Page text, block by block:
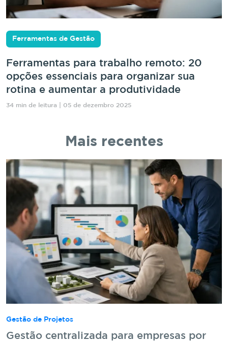
Ferramentas de Gestão
Ferramentas para trabalho remoto: 20
opções essenciais para organizar sua
rotina e aumentar a produtividade
34 min de leitura | 05 de dezembro 2025
Mais recentes
Gestão de Projetos
Gestão centralizada para empresas por